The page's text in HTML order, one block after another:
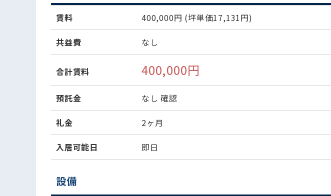
賃料 400,000円 (坪単価17,131円)
共益費 なし
合計賃料 400,000円
預託金 なし 確認
礼金 2ヶ月
入居可能日 即日
設備